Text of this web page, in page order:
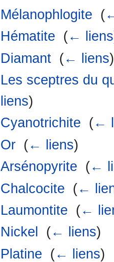
Mélanophlogite (
Hématite (← liens
Diamant‎ (← liens)
Les sceptres du
liens)
Cyanotrichite (←
Or‎ (← liens)
Arsénopyrite (←
Chalcocite (←
Laumontite (←
Nickel
(← liens)
Platine (← liens)